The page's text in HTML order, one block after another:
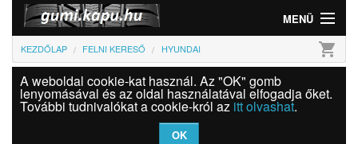
MENÜ
Gumi
Felni
KEZDŐLAP FELNI KERESŐ HYUNDAI shopping_cart
A weboldal cookie-kat használ. Az "OK" gomb
lenyomásával és az oldal használatával elfogadja őket.
További tudnivalókat a cookie-król az itt olvashat.
OK